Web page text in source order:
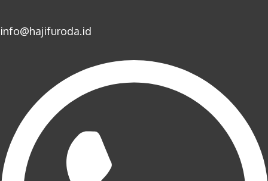
info@hajifuroda.id